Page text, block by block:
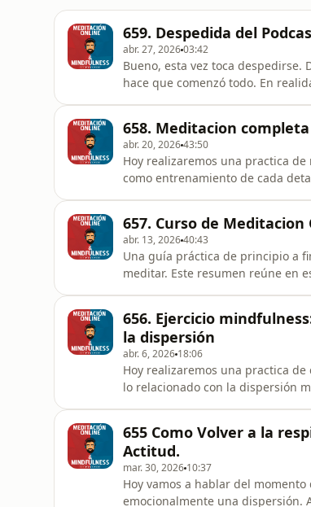
659. Despedida del
abr. 27, 202603:42
Bueno, esta vez toca despedirse.
hace que comenzó todo. En
ya esta ampliamente exp
658. Meditacion
abr. 20, 202643:50
Hoy realizaremos una practica
como entrenamiento de cada
pueden durar segundo
657. Curso de
abr. 13, 202640:43
Una guía práctica de principio a
meditar. Este resumen reúne en
bloque final sobre cómo
656. Ejercicio
la dispersión
abr. 6, 2026 18:06
Hoy realizaremos una practica
lo relacionado con la dispersión
estar en la plena a
655 Como Volver a la
Actitud.
mar. 30, 2026 10:37
Hoy vamos a hablar del
emocionalmente una dispersión.